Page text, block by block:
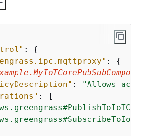
: {
: {
:
"Allows
: [